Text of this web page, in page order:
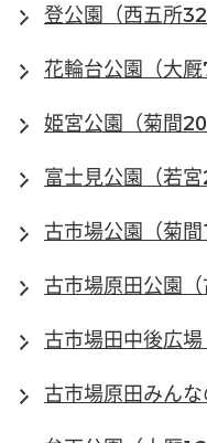
登公園（西五所32
花輪台公園（大厩
姫宮公園（菊間
富士見公園（若宮
古市場公園（菊間
古市場原田公園（
古市場田中後広
古市場原田みん